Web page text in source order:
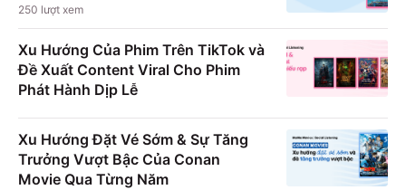
250 lượt xem
Xu Hướng Của Phim Trên TikTok và
Đề Xuất Content Viral Cho Phim
Phát Hành Dịp Lễ
Xu Hướng Đặt Vé Sớm & Sự Tăng
Trưởng Vượt Bậc Của Conan
Movie Qua Từng Năm